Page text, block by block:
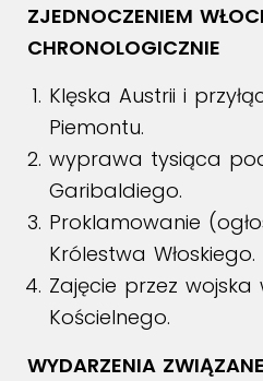
ZJEDNOCZENIEM
CHRONOLOGICZNIE
Klęska Austrii i
Piemontu.
wyprawa tysiąca
Garibaldiego.
Proklamowanie
Królestwa Włoskiego.
Zajęcie przez wojska
Kościelnego.
WYDARZENIA